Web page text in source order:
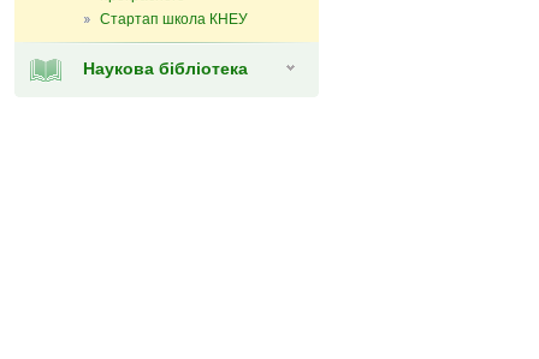
Стартап школа КНЕУ
Наукова бібліотека